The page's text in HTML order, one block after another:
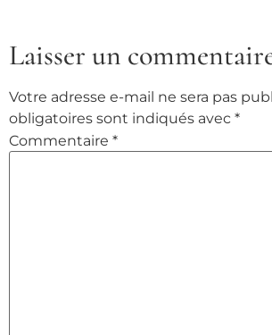
Laisser un
Votre adresse e-mail ne sera pas
obligatoires sont indiqués avec *
Commentaire *